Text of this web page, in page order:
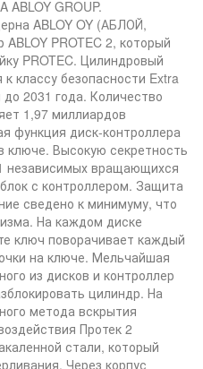
ABLOY GROUP.
ABLOY OY (АБЛОЙ,
PROTEC 2, который
PROTEC. Цилиндровый
классу безопасности Extra
2031 года. Количество
1,97 миллиардов
функция диск-контроллера
ключе. Высокую секретность
независимых вращающихся
с контроллером. Защита
сведено к минимуму, что
На каждом диске
ключ поворачивает каждый
на ключе. Мельчайшая
из дисков и контроллер
цилиндр. На
метода вскрытия
Протек 2
стали, который
Через корпус